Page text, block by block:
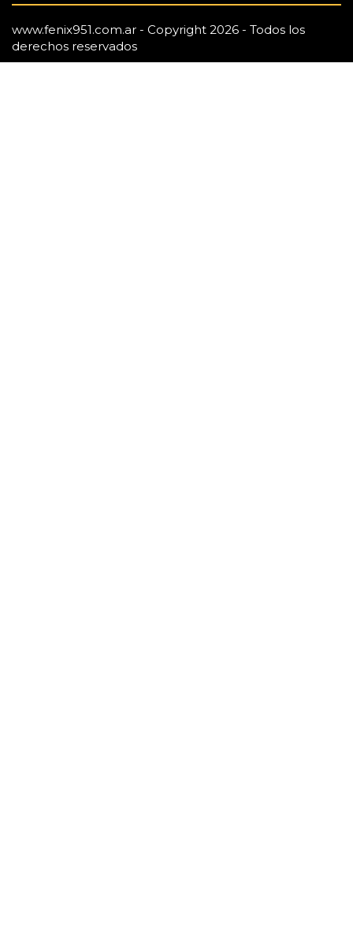
www.fenix951.com.ar - Copyright 2026 - Todos los
derechos reservados